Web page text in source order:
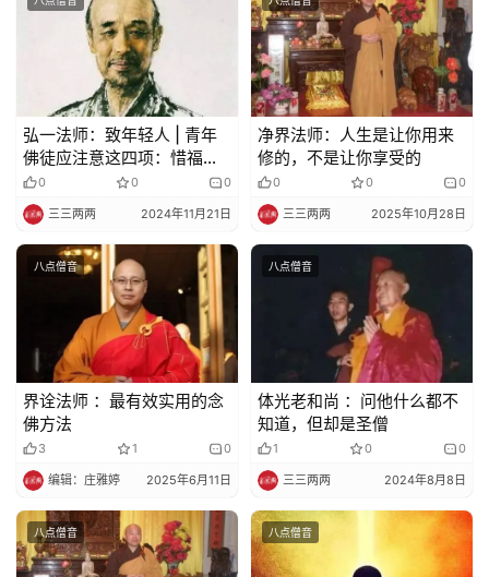
明
弘一法师：致年轻人 | 青年
佛徒应注意这四项：惜福、
习劳、持戒、自尊
0 0 0
三三两两 2024年11月21日
净界法师：人生是让你用来
修的，不是让你享受的
0 0 0
三三两两 2025年10月28日
八点僧音
界诠法师 ：最有效实用的念
佛方法
3 1 0
编辑：庄雅婷 2025年6月11日
八点僧音
体光老和尚 ：问他什么都不
知道，但却是圣僧
1 0 0
三三两两 2024年8月8日
八点僧音 八点僧音